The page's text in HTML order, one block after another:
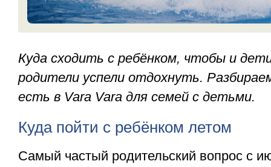
Куда сходить с ребёнком, чтобы и
родители успели отдохнуть.
есть в Vara Vara для семей с детьми.
Куда пойти с ребёнком летом
Самый частый родительский вопрос с